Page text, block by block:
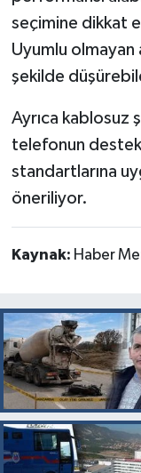
seçimine dikkat
Uyumlu olmayan
şekilde
Ayrıca kablosuz
telefonun
standartlarına
öneriliyor.
Kaynak: Haber